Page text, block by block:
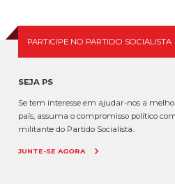
PARTICIPE NO PARTIDO SOCIALISTA
SEJA PS
Se tem interesse em ajudar-nos a
país, assuma o compromisso político
militante do Partido Socialista.
JUNTE-SE AGORA